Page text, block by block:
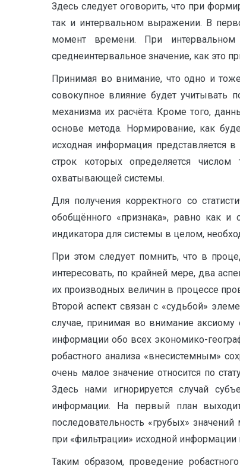
Здесь следует оговорить, что при
так и интервальном выражении. В
момент времени. При
среднеинтервальное значение, как это
Принимая во внимание, что одно и
совокупное влияние будет учитывать
механизма их расчёта. Кроме того,
основе метода. Нормирование, как
исходная информация представляется
строк которых определяется
охватывающей системы.
Для получения корректного со
обобщённого «признака», равно как и
индикатора для системы в целом,
При этом следует помнить, что в
интересовать, по крайней мере, два
их производных величин в процессе
Второй аспект связан с «судьбой»
случае, принимая во внимание аксиому
информации обо всех экономико-
робастного анализа «внесистемным»
очень малое значение относится по
Здесь нами игнорируется случай
информации. На первый план
последовательность «грубых»
при «фильтрации» исходной информации
Таким образом, проведение